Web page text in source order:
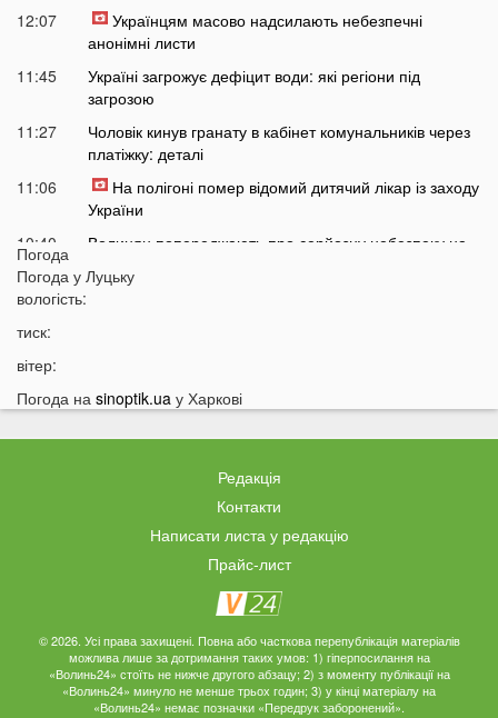
12:07
Українцям масово надсилають небезпечні
анонімні листи
11:45
Україні загрожує дефіцит води: які регіони під
загрозою
11:27
Чоловік кинув гранату в кабінет комунальників через
платіжку: деталі
11:06
На полігоні помер відомий дитячий лікар із заходу
України
10:40
Волинян попереджають про серйозну небезпеку на
10:15
На Луцьк насувається гроза
Біля Луцька негода наробила біди: волиняни
публікують наслідки у мережі
Астрологи назвали знаки Зодіаку, для яких серпень
Врожай під загрозою: як врятувати город від
аномальної спеки
19:15
Українців закликали зробити запаси цих товарів:
повний перелік
Погода
Погода у Луцьку
вологість:
тиск:
вітер:
Погода на sinoptik.ua у Харкові
Редакція
Контакти
Написати листа у редакцію
Прайс-лист
© 2026. Усі права захищені. Повна або часткова перепублікація матеріалів
можлива лише за дотримання таких умов: 1) гіперпосилання на
«Волинь24» стоїть не нижче другого абзацу; 2) з моменту публікації на
«Волинь24» минуло не менше трьох годин; 3) у кінці матеріалу на
«Волинь24» немає позначки «Передрук заборонений».